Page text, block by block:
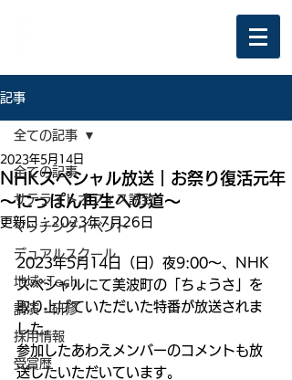
記事
全ての記事
サテライトオフィス誘致
マッチングイベント
デュアルスクール
地域×Tech
講演・研修
採用情報
受賞歴
全ての記事
NHKスペシャル放送｜お祭り復活元年
～にっぽん再生への道～
2023年5月14日
更新日：2023年7月26日
2023年5月14日（日）夜9:00～、NHK
スペシャルにて美波町の「ちょうさ」を
取り上げていただいた特番が放送されま
した。
参加したあわえメンバーのコメントも放
送したいただいています。